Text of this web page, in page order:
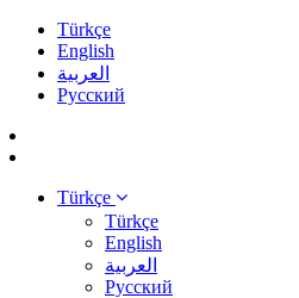
Türkçe
English
العربية
Pусский
Türkçe
Türkçe
English
العربية
Pусский